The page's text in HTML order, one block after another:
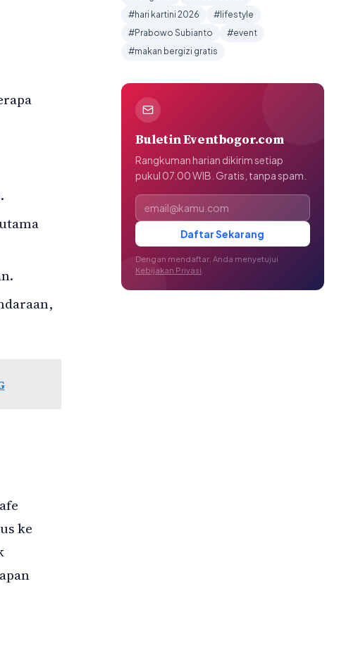
ke
#hari kartini 2026
#lifestyle
#Prabowo Subianto
#event
#makan bergizi gratis
Buletin Eventbogor.com
Rangkuman harian dikirim setiap
pukul 07.00 WIB. Gratis, tanpa spam.
Alamat email
Daftar Sekarang
Dengan mendaftar, Anda menyetujui
Kebijakan Privasi